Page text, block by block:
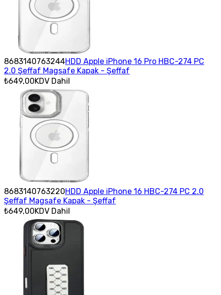
8683140763244HDD Apple iPhone 16 Pro HBC-274 PC
2.0 Şeffaf Magsafe Kapak - Şeffaf
₺649,00KDV Dahil
8683140763220HDD Apple iPhone 16 HBC-274 PC 2.0
Şeffaf Magsafe Kapak - Şeffaf
₺649,00KDV Dahil